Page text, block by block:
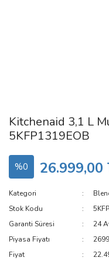
Kitchenaid 3,1 L
5KFP1319EOB
%0 26.999,00
Kategori
Stok Kodu
Garanti Süresi
24
Piyasa Fiyatı
Fiyat